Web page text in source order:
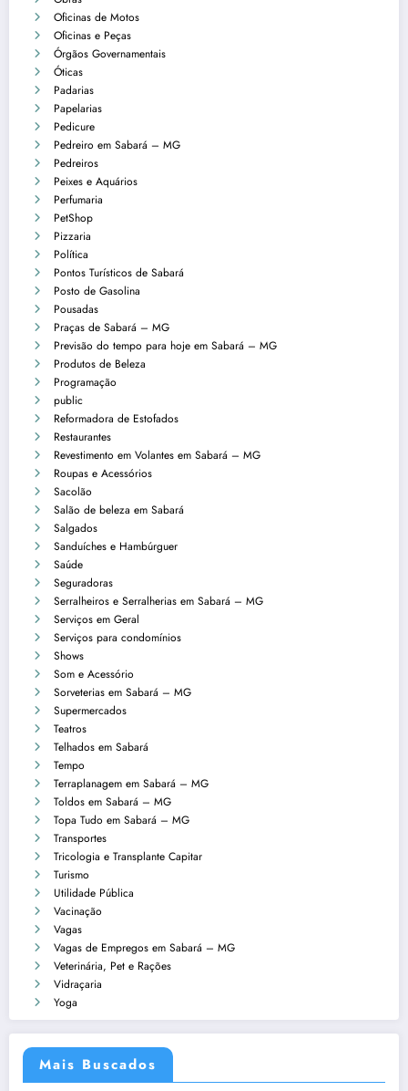
Oficinas de Motos
Oficinas e Peças
Órgãos Governamentais
Óticas
Padarias
Papelarias
Pedicure
Pedreiro em Sabará – MG
Pedreiros
Peixes e Aquários
Perfumaria
PetShop
Pizzaria
Política
Pontos Turísticos de Sabará
Posto de Gasolina
Pousadas
Praças de Sabará – MG
Previsão do tempo para hoje em Sabará – MG
Produtos de Beleza
Programação
public
Reformadora de Estofados
Restaurantes
Revestimento em Volantes em Sabará – MG
Roupas e Acessórios
Sacolão
Salão de beleza em Sabará
Salgados
Sanduíches e Hambúrguer
Saúde
Seguradoras
Serralheiros e Serralherias em Sabará – MG
Serviços em Geral
Serviços para condomínios
Shows
Som e Acessório
Sorveterias em Sabará – MG
Supermercados
Teatros
Telhados em Sabará
Tempo
Terraplanagem em Sabará – MG
Toldos em Sabará – MG
Topa Tudo em Sabará – MG
Transportes
Tricologia e Transplante Capitar
Turismo
Utilidade Pública
Vacinação
Vagas
Vagas de Empregos em Sabará – MG
Veterinária, Pet e Rações
Vidraçaria
Yoga
Mais Buscados